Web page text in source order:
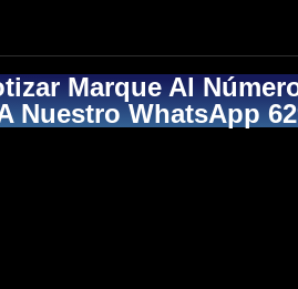
Marque Al
Nuestro WhatsApp